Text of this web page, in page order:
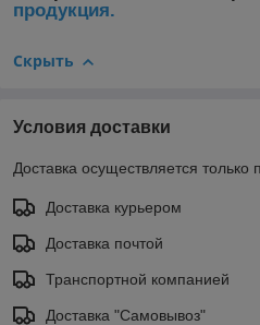
продукция.
Скрыть
Условия доставки
Доставка осуществляется только
Доставка курьером
Доставка почтой
Транспортной компанией
Доставка "Самовывоз"